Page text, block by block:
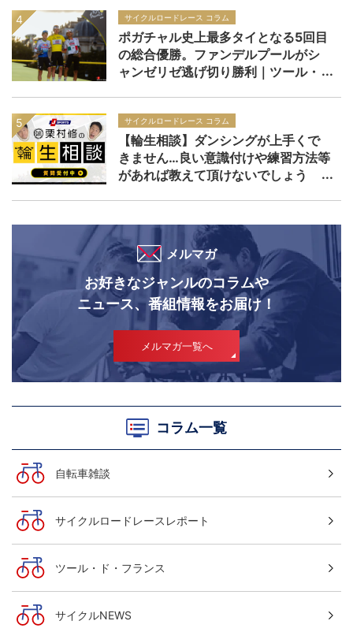
サイクルロードレース コラム
ポガチャル史上最多タイとなる5回目
の総合優勝。ファンデルプールがシ
ャンゼリゼ逃げ切り勝利｜ツール・
サイクルロードレース コラム
【輪生相談】ダンシングが上手くで
きません…良い意識付けや練習方法等
があれば教えて頂けないでしょう
メルマガ
お好きなジャンルのコラムや
ニュース、番組情報をお届け！
メルマガ一覧へ
コラム一覧
自転車雑談
サイクルロードレースレポート
ツール・ド・フランス
サイクルNEWS